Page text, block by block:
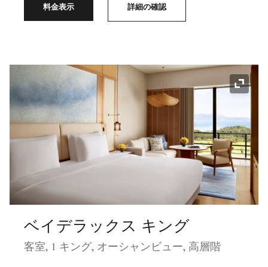
料金表示 詳細の確認
アイ
ベイデラックス キング
客室, 1 キング, オーシャンビュー, 高層階